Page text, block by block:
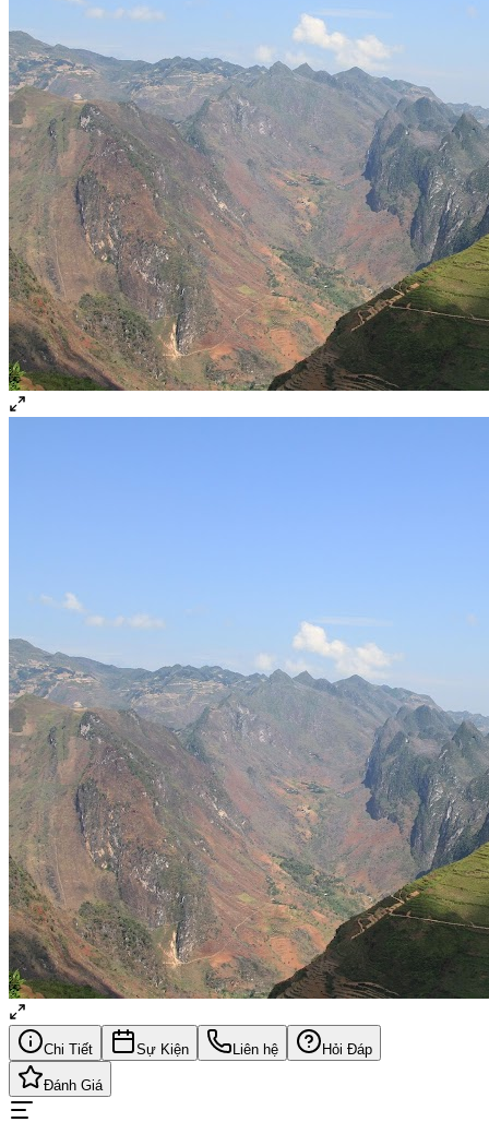
Chi Tiết Sự Kiện Liên hệ Hỏi Đáp
Đánh Giá